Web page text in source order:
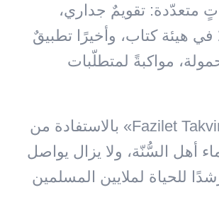
متعدّدة: تقويمٌ جداري،
في هيئة كتاب، وأخيرًا تطبيقٌ
مواكبةً لمتطلّبات
وقد أُعِدَّ «Fazilet Takvimi» بالاستفادة من
أهل السُّنّة، ولا يزال يواصل
للحياة لملايين المسلمين